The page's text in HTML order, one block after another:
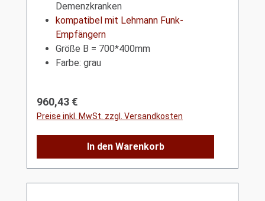
Demenzkranken
kompatibel mit Lehmann Funk-
Empfängern
Größe B = 700*400mm
Farbe: grau
Regulärer Preis:
960,43 €
Preise inkl. MwSt. zzgl. Versandkosten
In den Warenkorb